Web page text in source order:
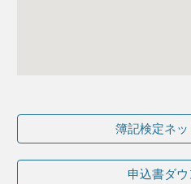
簿記検定ネ
申込書ダ